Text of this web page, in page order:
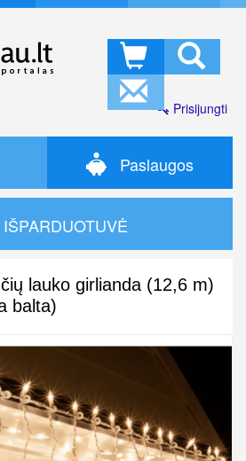
Prisijungti
Paslaugos
IŠPARDUOTUVĖ
lauko girlianda (12,6 m)
balta)